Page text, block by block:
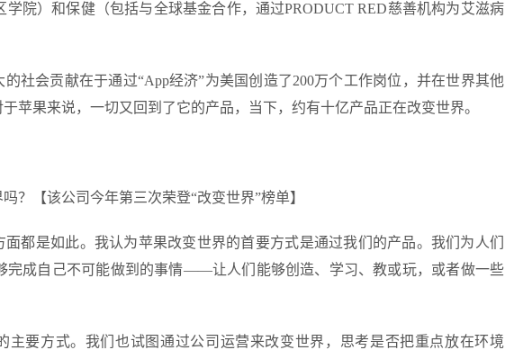
院）和保健（包括与全球基金合作，通过PRODUCT RED慈善机构为艾滋病
社会贡献在于通过“App经济”为美国创造了200万个工作岗位，并在世界其他
苹果来说，一切又回到了它的产品，当下，约有十亿产品正在改变世界。
？【该公司今年第三次荣登“改变世界”榜单】
都是如此。我认为苹果改变世界的首要方式是通过我们的产品。我们为人们
完成自己不可能做到的事情——让人们能够创造、学习、教或玩，或者做一些
主要方式。我们也试图通过公司运营来改变世界，思考是否把重点放在环境